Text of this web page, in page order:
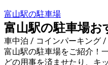
富山駅の駐車場
富山駅の駐車場お
車中泊 / コインパーキング
富山駅の駐車場をご紹介！
どの用事を済ませたり、キ